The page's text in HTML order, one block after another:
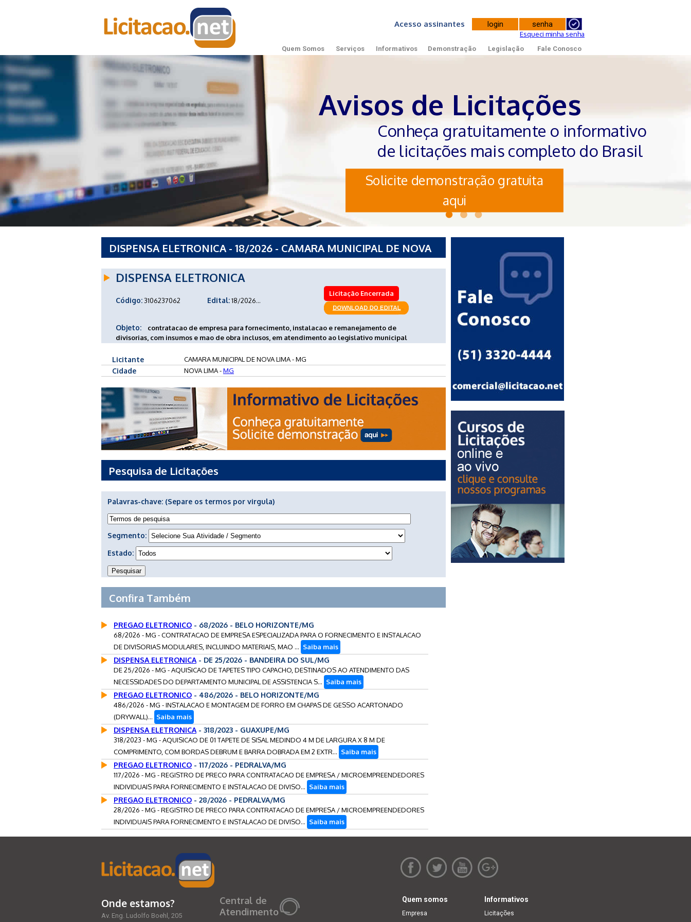
Acesso assinantes
Esqueci minha senha
Quem Somos Serviços Informativos Demonstração Legislação Fale Conosco
Avisos de Licitações
Conheça gratuitamente o informativo
de licitações mais completo do Brasil
Solicite demonstração gratuita
aqui
DISPENSA ELETRONICA - 18/2026 - CAMARA MUNICIPAL DE NOVA
DISPENSA ELETRONICA
Código:3106237062 Edital:18/2026...
Licitação Encerrada
Objeto:
contratacao de empresa para fornecimento, instalacao e remanejamento de
divisorias, com insumos e mao de obra inclusos, em atendimento ao legislativo municipal
Licitante CAMARA MUNICIPAL DE NOVA LIMA - MG
Cidade NOVA LIMA -MG
Pesquisa de Licitações
Palavras-chave: (Separe os termos por virgula)
Segmento:
Estado:
Confira Também
PREGAO ELETRONICO - 68/2026 - BELO HORIZONTE/MG
68/2026 - MG - CONTRATACAO DE EMPRESA ESPECIALIZADA PARA O FORNECIMENTO E INSTALACAO
DE DIVISORIAS MODULARES, INCLUINDO MATERIAIS, MAO ... Saiba mais
DISPENSA ELETRONICA - DE 25/2026 - BANDEIRA DO SUL/MG
DE 25/2026 - MG - AQUISICAO DE TAPETES TIPO CAPACHO, DESTINADOS AO ATENDIMENTO DAS
NECESSIDADES DO DEPARTAMENTO MUNICIPAL DE ASSISTENCIA S... Saiba mais
PREGAO ELETRONICO - 486/2026 - BELO HORIZONTE/MG
486/2026 - MG - INSTALACAO E MONTAGEM DE FORRO EM CHAPAS DE GESSO ACARTONADO
(DRYWALL)... Saiba mais
DISPENSA ELETRONICA - 318/2023 - GUAXUPE/MG
318/2023 - MG - AQUISICAO DE 01 TAPETE DE SISAL MEDINDO 4 M DE LARGURA X 8 M DE
COMPRIMENTO, COM BORDAS DEBRUM E BARRA DOBRADA EM 2 EXTR... Saiba mais
PREGAO ELETRONICO - 117/2026 - PEDRALVA/MG
117/2026 - MG - REGISTRO DE PRECO PARA CONTRATACAO DE EMPRESA / MICROEMPREENDEDORES
INDIVIDUAIS PARA FORNECIMENTO E INSTALACAO DE DIVISO... Saiba mais
PREGAO ELETRONICO - 28/2026 - PEDRALVA/MG
28/2026 - MG - REGISTRO DE PRECO PARA CONTRATACAO DE EMPRESA / MICROEMPREENDEDORES
INDIVIDUAIS PARA FORNECIMENTO E INSTALACAO DE DIVISO... Saiba mais
Onde estamos?
Av. Eng. Ludolfo Boehl, 205
Central de
Atendimento
Quem somos
Empresa
Informativos
Licitações